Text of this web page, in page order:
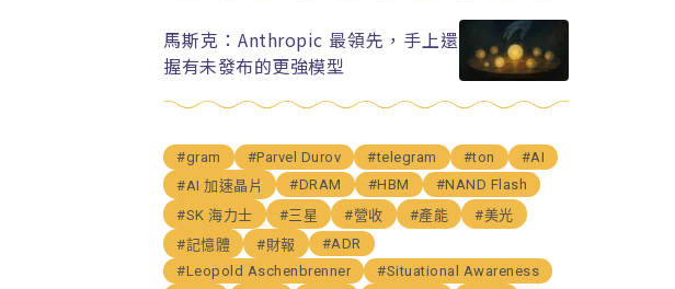
馬斯克：Anthropic 最領先，手上還
握有未發布的更強模型
#gram #Parvel Durov #telegram #ton
#AI
#AI 加速晶片
#DRAM #HBM
#NAND Flash
#SK 海力士
#三星 #營收 #產能
#美光
#記憶體
#財報
#ADR
#Leopold Aschenbrenner
#Situational Awareness